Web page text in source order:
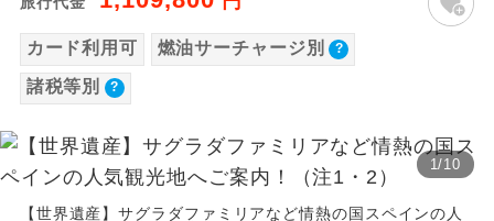
カード利用可 燃油サーチャージ別
諸税等別
1/10
【世界遺産】サグラダファミリアなど情熱の国スペインの人
【海外空港諸税等】
旅行代金に各国空港の旅客サービス施設使用
支払いが必要となります。
大人（12歳以上）6,490円、子供（2歳以上12
歳未満）6,490円、幼児3,930円
然遺産を訪ねるコースです。
温泉 温泉地にも宿泊するコースです。
す。
大浴場